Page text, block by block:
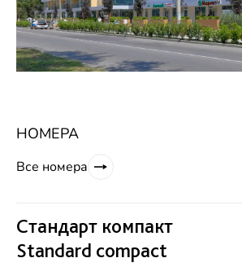
НОМЕРА
Все номера
Стандарт компакт
Standard compact